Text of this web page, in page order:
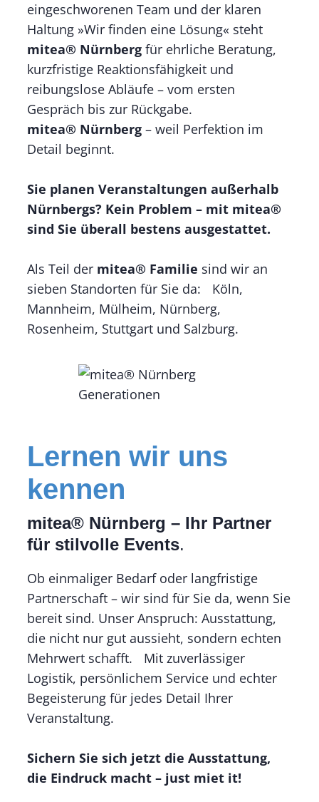
eingeschworenen Team und der klaren
Haltung »Wir finden eine Lösung« steht
mitea® Nürnberg für ehrliche Beratung,
kurzfristige Reaktionsfähigkeit und
reibungslose Abläufe – vom ersten
Gespräch bis zur Rückgabe.
mitea® Nürnberg – weil Perfektion im
Detail beginnt.
Sie planen Veranstaltungen außerhalb
Nürnbergs? Kein Problem – mit mitea®
sind Sie überall bestens ausgestattet.
Als Teil der mitea® Familie sind wir an
sieben Standorten für Sie da: Köln,
Mannheim, Mülheim, Nürnberg,
Rosenheim, Stuttgart und Salzburg.
Lernen wir uns
kennen
mitea® Nürnberg – Ihr Partner
für stilvolle Events.
Ob einmaliger Bedarf oder langfristige
Partnerschaft – wir sind für Sie da, wenn Sie
bereit sind. Unser Anspruch: Ausstattung,
die nicht nur gut aussieht, sondern echten
Mehrwert schafft. Mit zuverlässiger
Logistik, persönlichem Service und echter
Begeisterung für jedes Detail Ihrer
Veranstaltung.
Sichern Sie sich jetzt die Ausstattung,
die Eindruck macht – just miet it!